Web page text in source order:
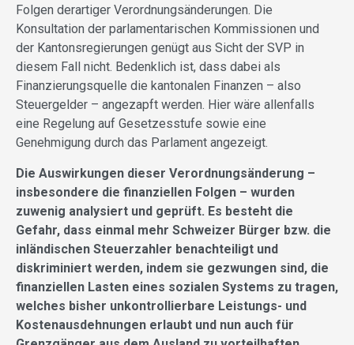
Folgen derartiger Verordnungsänderungen. Die
Konsultation der parlamentarischen Kommissionen und
der Kantonsregierungen genügt aus Sicht der SVP in
diesem Fall nicht. Bedenklich ist, dass dabei als
Finanzierungsquelle die kantonalen Finanzen – also
Steuergelder – angezapft werden. Hier wäre allenfalls
eine Regelung auf Gesetzesstufe sowie eine
Genehmigung durch das Parlament angezeigt.
Die Auswirkungen dieser Verordnungsänderung –
insbesondere die finanziellen Folgen – wurden
zuwenig analysiert und geprüft. Es besteht die
Gefahr, dass einmal mehr Schweizer Bürger bzw. die
inländischen Steuerzahler benachteiligt und
diskriminiert werden, indem sie gezwungen sind, die
finanziellen Lasten eines sozialen Systems zu tragen,
welches bisher unkontrollierbare Leistungs- und
Kostenausdehnungen erlaubt und nun auch für